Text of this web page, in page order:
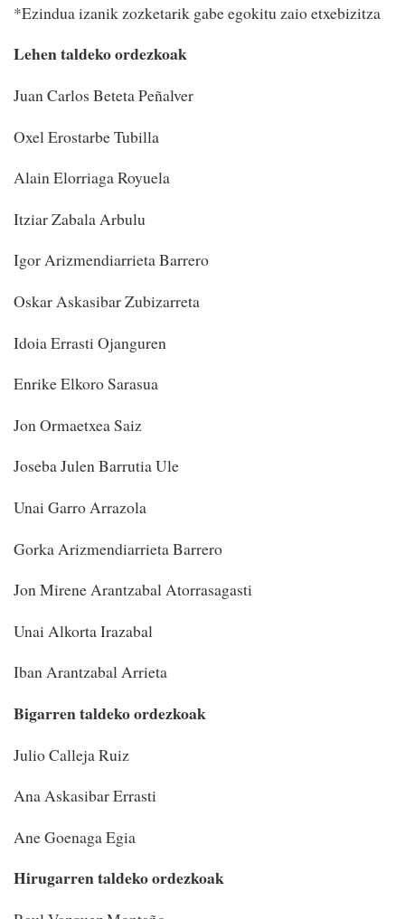
*Ezindua izanik zozketarik gabe egokitu zaio etxebizitza
Lehen taldeko ordezkoak
Juan Carlos Beteta Peñalver
Oxel Erostarbe Tubilla
Alain Elorriaga Royuela
Itziar Zabala Arbulu
Igor Arizmendiarrieta Barrero
Oskar Askasibar Zubizarreta
Idoia Errasti Ojanguren
Enrike Elkoro Sarasua
Jon Ormaetxea Saiz
Joseba Julen Barrutia Ule
Unai Garro Arrazola
Gorka Arizmendiarrieta Barrero
Jon Mirene Arantzabal Atorrasagasti
Unai Alkorta Irazabal
Iban Arantzabal Arrieta
Bigarren taldeko ordezkoak
Julio Calleja Ruiz
Ana Askasibar Errasti
Ane Goenaga Egia
Hirugarren taldeko ordezkoak